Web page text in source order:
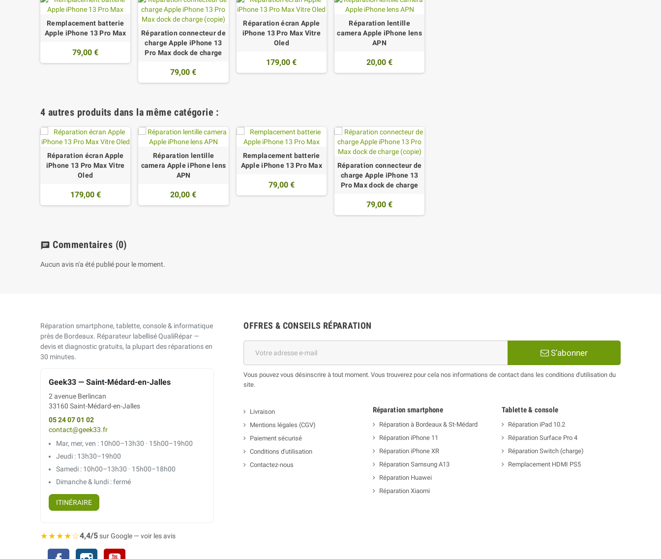
Remplacement batterie
Apple iPhone 13 Pro Max
79,00 €
Réparation connecteur de
charge Apple iPhone 13
Pro Max dock de charge
79,00 €
Réparation écran Apple
iPhone 13 Pro Max Vitre
Oled
179,00 €
Réparation lentille
camera Apple iPhone lens
APN
20,00 €
4 autres produits dans la même catégorie :
Réparation écran Apple
iPhone 13 Pro Max Vitre
Oled
179,00 €
Réparation lentille
camera Apple iPhone lens
APN
20,00 €
Remplacement batterie
Apple iPhone 13 Pro Max
79,00 €
Réparation connecteur de
charge Apple iPhone 13
Pro Max dock de charge
79,00 €
chat Commentaires (0)
Aucun avis n'a été publié pour le moment.
Réparation smartphone, tablette, console & informatique
près de Bordeaux. Réparateur labellisé QualiRépar —
devis et diagnostic gratuits, la plupart des réparations en
30 minutes.
Geek33 — Saint-Médard-en-Jalles
2 avenue Berlincan
33160 Saint-Médard-en-Jalles
05 24 07 01 02
contact@geek33.fr
Mar, mer, ven : 10h00–13h30 · 15h00–19h00
Jeudi : 13h30–19h00
Samedi : 10h00–13h30 · 15h00–18h00
Dimanche & lundi : fermé
ITINÉRAIRE
★★★★☆4,4/5sur Google — voir les avis
Facebook Instagram
OFFRES & CONSEILS RÉPARATION
S’abonner
Vous pouvez vous désinscrire à tout moment. Vous trouverez pour cela nos informations de contact dans les conditions d'utilisation du
site.
Livraison
Mentions légales (CGV)
Paiement sécurisé
Conditions d'utilisation
Contactez-nous
Réparation smartphone
Réparation à Bordeaux & St-Médard
Réparation iPhone 11
Réparation iPhone XR
Réparation Samsung A13
Réparation Huawei
Réparation Xiaomi
Tablette & console
Réparation iPad 10.2
Réparation Surface Pro 4
Réparation Switch (charge)
Remplacement HDMI PS5